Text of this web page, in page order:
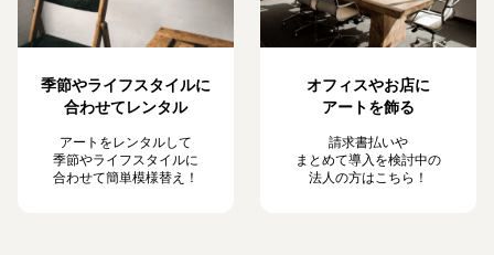
季節やライフスタイルに
合わせてレンタル
アートをレンタルして
季節やライフスタイルに
合わせて簡単模様替え！
オフィスやお店に
アートを飾る
請求書払いや
まとめて導入を検討中の
法人の方はこちら！